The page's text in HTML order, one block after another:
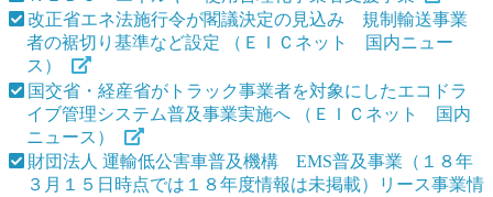
改正省エネ法施行令が閣議決定の見込み 規制輸送事業
者の裾切り基準など設定 （ＥＩＣネット 国内ニュー
ス）
国交省・経産省がトラック事業者を対象にしたエコドラ
イブ管理システム普及事業実施へ （ＥＩＣネット 国内
ニュース）
財団法人 運輸低公害車普及機構 EMS普及事業（１８年
３月１５日時点では１８年度情報は未掲載）リース事業情